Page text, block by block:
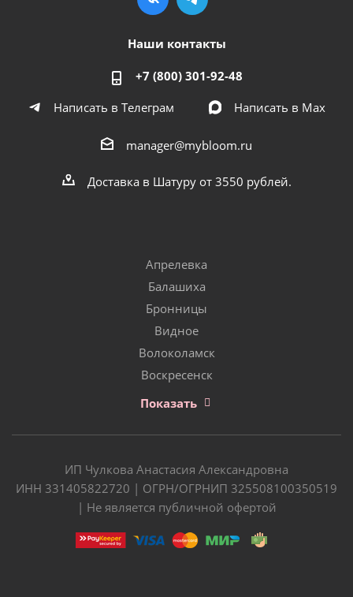
Наши контакты
+7 (800) 301-92-48
Написать в Телеграм
Написать в Мах
manager@mybloom.ru
Доставка в Шатуру от 3550 рублей.
Апрелевка
Балашиха
Бронницы
Видное
Волоколамск
Воскресенск
Показать
ИП Чулкова Анастасия Александровна
ИНН 331405822720 | ОГРН/ОГРНИП 325508100350519
| Не является публичной офертой